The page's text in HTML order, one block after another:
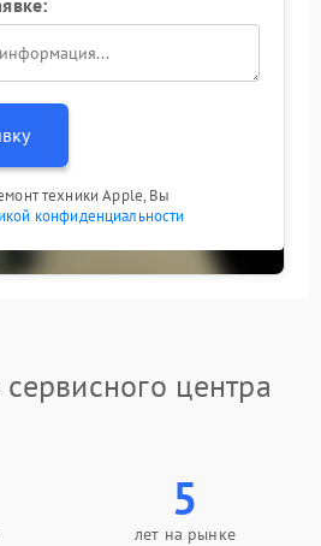
техники Apple, Вы
конфиденциальности
центра
5
лет на рынке